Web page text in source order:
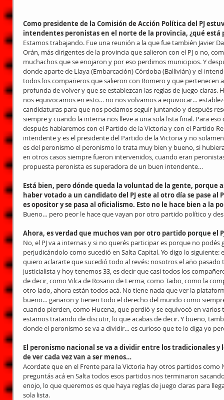
Como presidente de la Comisión de Acción Política del PJ
intendentes peronistas en el norte de la provincia, ¿qué está
Estamos trabajando. Fue una reunión a la que fue también Javier
Orán, más dirigentes de la provincia que salieron con el PJ o no,
muchachos que se enojaron y por eso perdimos municipios. Y
donde aparte de Llaya (Embarcación) Córdoba (Ballivián) y el
todos los compañeros que salieron con Romero y que pertenecen
profunda de volver y que se establezcan las reglas de juego
nos equivocamos en esto… no nos volvamos a equivocar…
candidaturas para que nos podamos seguir juntando y después
siempre y cuando la interna nos lleve a una sola lista final. Para
después hablaremos con el Partido de la Victoria y con el Partido
intendente y es el presidente del Partido de la Victoria y no
es del peronismo el peronismo lo trata muy bien y bueno, si
en otros casos siempre fueron intervenidos, cuando eran
propuesta peronista es superadora de un buen intendente…
Está bien, pero dónde queda la voluntad de la gente, porque
haber votado a un candidato del PJ este al otro día se pase al
es opositor y se pasa al oficialismo. Esto no le hace bien a la
Bueno… pero peor le hace que vayan por otro partido político y
Ahora, es verdad que muchos van por otro partido porque el
No, el PJ va a internas y si no querés participar es porque no
perjudicándolo como sucedió en Salta Capital. Yo digo lo
quiero aclararte que sucedió todo al revés: nosotros el año
justicialista y hoy tenemos 33, es decir que casi todos los
de decir, como Vilca de Rosario de Lerma, como Taibo, como la
otro lado, ahora están todos acá. No tiene nada que ver la
bueno… ganaron y tienen todo el derecho del mundo como
cuando pierden, como Hucena, que perdió y se equivocó en
estamos tratando de discutir, lo que acabas de decir. Y bueno,
donde el peronismo se va a dividir… es curioso que te lo diga yo
El peronismo nacional se va a dividir entre los tradicionales
de ver cada vez van a ser menos…
Acordate que en el Frente para la Victoria hay otros partidos como
preguntás acá en Salta todos esos partidos nos terminaron
enojo, lo que queremos es que haya reglas de juego claras para
sola lista.